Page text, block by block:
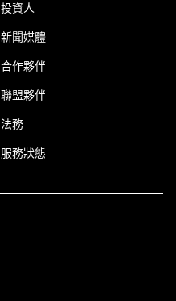
投資人
新聞媒體
合作夥伴
聯盟夥伴
法務
服務狀態